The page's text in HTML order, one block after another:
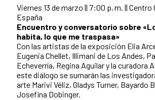
Viernes 13 de marzo || 7:00 p. m. || Centro
España
Encuentro y conversatorio sobre
habita, lo que me traspasa»
Con las artistas de la exposición Elia
Eugenia Chellet, Illimani de Los Andes,
Echeverría, Regina Aguilar y la curadora
este diálogo se sumarán las
arte Marivi Véliz, Gladys Turner, Bayardo
Josefina Dobinger.